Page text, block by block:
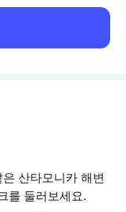
산타모니카 해변
를 둘러보세요.